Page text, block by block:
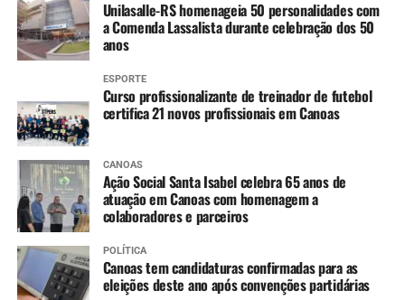
Unilasalle-RS homenageia 50 personalidades com
a Comenda Lassalista durante celebração dos 50
anos
ESPORTE
Curso profissionalizante de treinador de futebol
certifica 21 novos profissionais em Canoas
CANOAS
Ação Social Santa Isabel celebra 65 anos de
atuação em Canoas com homenagem a
colaboradores e parceiros
POLÍTICA
Canoas tem candidaturas confirmadas para as
eleições deste ano após convenções partidárias